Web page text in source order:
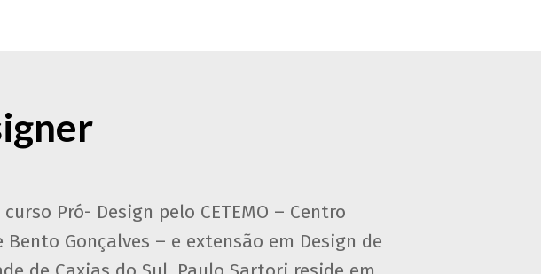
Pró- Design pelo CETEMO – Centro
Gonçalves – e extensão em Design de